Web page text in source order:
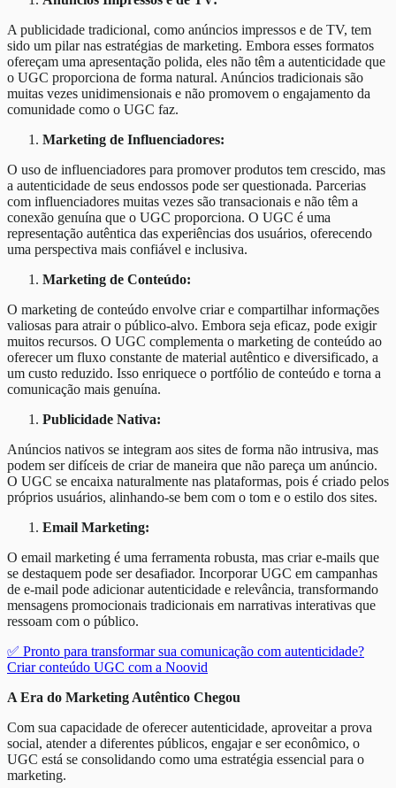
A publicidade tradicional, como anúncios impressos e de TV, tem
sido um pilar nas estratégias de marketing. Embora esses formatos
ofereçam uma apresentação polida, eles não têm a autenticidade que
o UGC proporciona de forma natural. Anúncios tradicionais são
muitas vezes unidimensionais e não promovem o engajamento da
comunidade como o UGC faz.
Marketing de Influenciadores:
O uso de influenciadores para promover produtos tem crescido, mas
a autenticidade de seus endossos pode ser questionada. Parcerias
com influenciadores muitas vezes são transacionais e não têm a
conexão genuína que o UGC proporciona. O UGC é uma
representação autêntica das experiências dos usuários, oferecendo
uma perspectiva mais confiável e inclusiva.
Marketing de Conteúdo:
O marketing de conteúdo envolve criar e compartilhar informações
valiosas para atrair o público-alvo. Embora seja eficaz, pode exigir
muitos recursos. O UGC complementa o marketing de conteúdo ao
oferecer um fluxo constante de material autêntico e diversificado, a
um custo reduzido. Isso enriquece o portfólio de conteúdo e torna a
comunicação mais genuína.
Publicidade Nativa:
Anúncios nativos se integram aos sites de forma não intrusiva, mas
podem ser difíceis de criar de maneira que não pareça um anúncio.
O UGC se encaixa naturalmente nas plataformas, pois é criado pelos
próprios usuários, alinhando-se bem com o tom e o estilo dos sites.
Email Marketing:
O email marketing é uma ferramenta robusta, mas criar e-mails que
se destaquem pode ser desafiador. Incorporar UGC em campanhas
de e-mail pode adicionar autenticidade e relevância, transformando
mensagens promocionais tradicionais em narrativas interativas que
ressoam com o público.
✅ Pronto para transformar sua comunicação com autenticidade?
Criar conteúdo UGC com a Noovid
A Era do Marketing Autêntico Chegou
Com sua capacidade de oferecer autenticidade, aproveitar a prova
social, atender a diferentes públicos, engajar e ser econômico, o
UGC está se consolidando como uma estratégia essencial para o
marketing.